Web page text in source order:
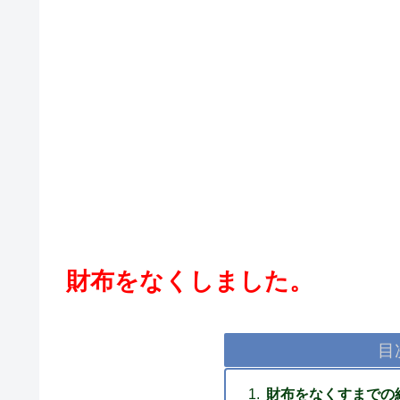
財布をなくしました。
目
財布をなくすまでの